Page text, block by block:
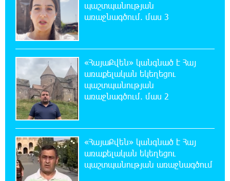
18:51:59 7-08-2026
«ՀայաՔվեի» անդամները ևս
Վաղարշապատի դատարանի բակում են`
Հովվապետի
18:47:06 7-08-2026
Օգոստոսի 7-ը ասորի ժողովրդի
ցեղասպանության հիշատակի օրն է․ Ուժեղ
Հայաստան
18:41:31 7-08-2026
Հայաստանը ապրում է իր գոյության
ամենախայտառակ ժամանակաշրջանը․
Գառնիկ Դավթյան
պաշտպանության
առաջնագծում. մաս 3
«ՀայաՔվեն» կանգնած է Հայ
առաքելական եկեղեցու
պաշտպանության
առաջնագծում. մաս 2
«ՀայաՔվեն» կանգնած է Հայ
առաքելական եկեղեցու
պաշտպանության առաջնագծում